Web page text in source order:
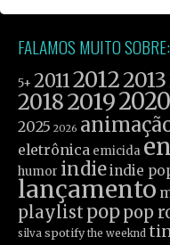
FALAMOS MUITO SOBRE:
5+ 201120122013
201820192020
2025 2026
eletrônica emicida
humor indieindie
lançamento
playlist poppop
silva spotify the weeknd